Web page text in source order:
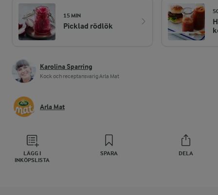
15 MIN
Picklad rödlök
Karolina Sparring
Kock och receptansvarig Arla Mat
Arla Mat
LÄGG I
INKÖPSLISTA
SPARA DELA